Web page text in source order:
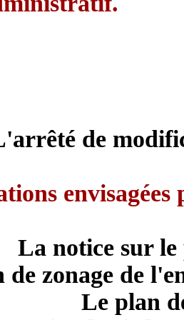
de
envisagées
La notice sur
de zonage de
Le plan